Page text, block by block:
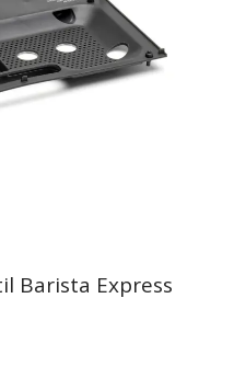
Barista Express